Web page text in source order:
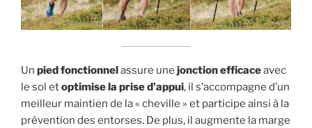
Un pied fonctionnelassure une jonction efficaceavec
le sol etoptimise la prise d’appui, il s’accompagne d’un
meilleur maintien de la « cheville » et participe ainsi à la
prévention des entorses. De plus, il augmente la marge